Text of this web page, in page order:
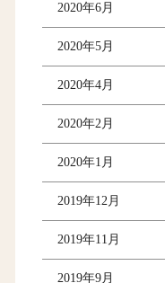
2020年6月
2020年5月
2020年4月
2020年2月
2020年1月
2019年12月
2019年11月
2019年9月